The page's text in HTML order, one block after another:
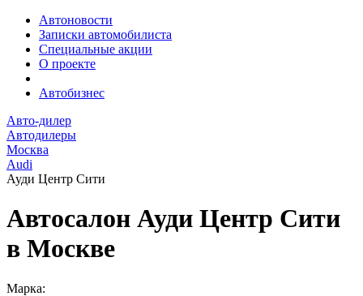
Автоновости
Записки автомобилиста
Специальные акции
О проекте
Автобизнес
Авто-дилер
Автодилеры
Москва
Audi
Ауди Центр Сити
Автосалон Ауди Центр Сити
в Москве
Марка: